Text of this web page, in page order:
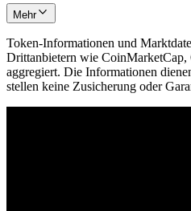
Mehr
Token-Informationen und
Drittanbietern wie
aggregiert. Die Informationen
stellen keine Zusicherung oder